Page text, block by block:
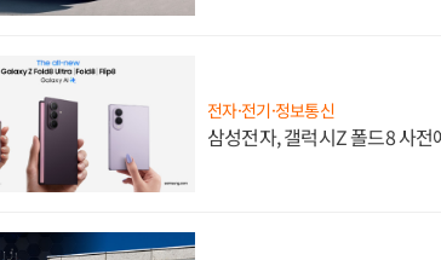
전자·전기·정보통신
삼성전자, 갤럭시Z 폴드8 사